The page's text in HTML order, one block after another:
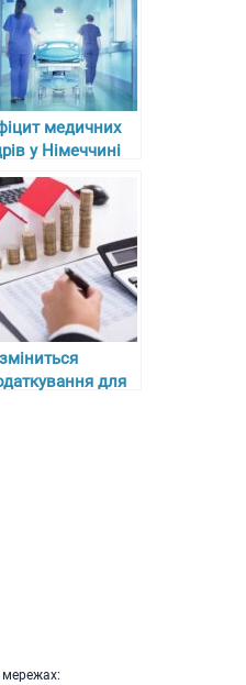
медичних
у Німеччині
з
для лікарів-
для